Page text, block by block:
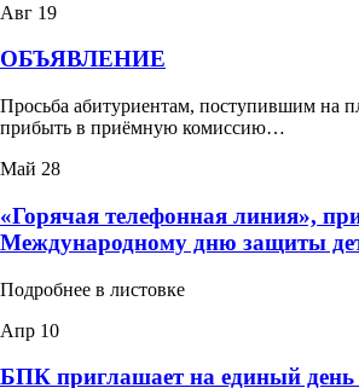
Авг 19
ОБЪЯВЛЕНИЕ
Просьба абитуриентам, поступившим на
прибыть в приёмную комиссию…
Май 28
«Горячая телефонная линия»,
Международному дню защиты
Подробнее в листовке
Апр 10
БПК приглашает на единый